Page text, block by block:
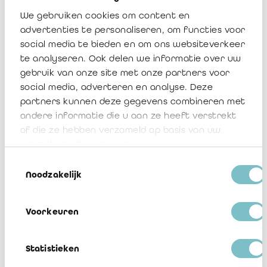
We gebruiken cookies om content en
advertenties te personaliseren, om functies voor
social media te bieden en om ons websiteverkeer
te analyseren. Ook delen we informatie over uw
gebruik van onze site met onze partners voor
social media, adverteren en analyse. Deze
partners kunnen deze gegevens combineren met
andere informatie die u aan ze heeft verstrekt
of die ze hebben verzameld op basis van uw
Noodzakelijk
Voorkeuren
Statistieken
Article 29c of the
Accounting
Directive.
comptable.
ESRS S1-S5 Social standards Normes sociales
Exchange-Traded
Funds
normalisation qui
aide les entreprises,